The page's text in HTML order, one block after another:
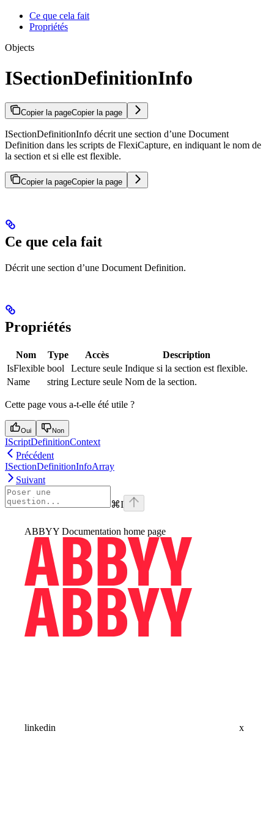
Ce que cela fait
Propriétés
Objects
ISectionDefinitionInfo
Copier la pageCopier la page
ISectionDefinitionInfo décrit une section d’une Document
Definition dans les scripts de FlexiCapture, en indiquant le nom de
la section et si elle est flexible.
Copier la pageCopier la page
Ce que cela fait
Décrit une section d’une Document Definition.
Propriétés
Nom Type Accès
Description
IsFlexible bool Lecture seule Indique si la section est flexible.
Name
string Lecture seule Nom de la section.
Cette page vous a-t-elle été utile ?
Oui Non
IScriptDefinitionContext
Précédent
ISectionDefinitionInfoArray
Suivant
⌘I
ABBYY Documentation home page
linkedin x